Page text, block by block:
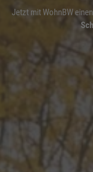
Jetzt mit WohnBW einen